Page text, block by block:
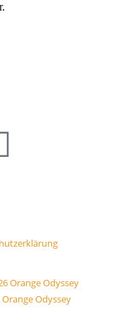
Orange Odyssey
Odyssey